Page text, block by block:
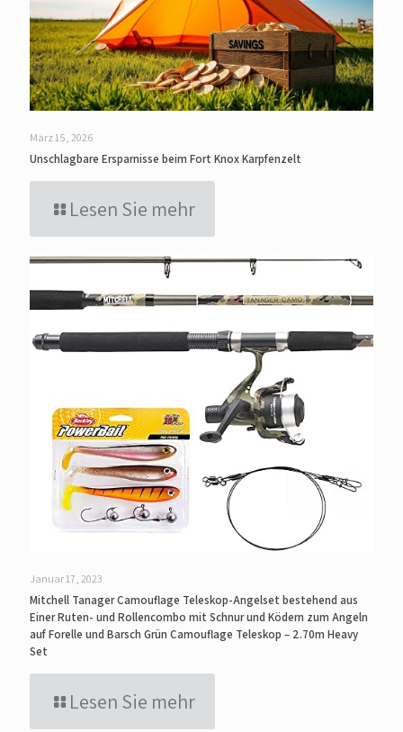
März 15, 2026
Unschlagbare Ersparnisse beim Fort Knox Karpfenzelt
Lesen Sie mehr
Januar 17, 2023
Mitchell Tanager Camouflage Teleskop-Angelset bestehend aus
Einer Ruten- und Rollencombo mit Schnur und Ködern zum Angeln
auf Forelle und Barsch Grün Camouflage Teleskop – 2.70m Heavy
Set
Lesen Sie mehr